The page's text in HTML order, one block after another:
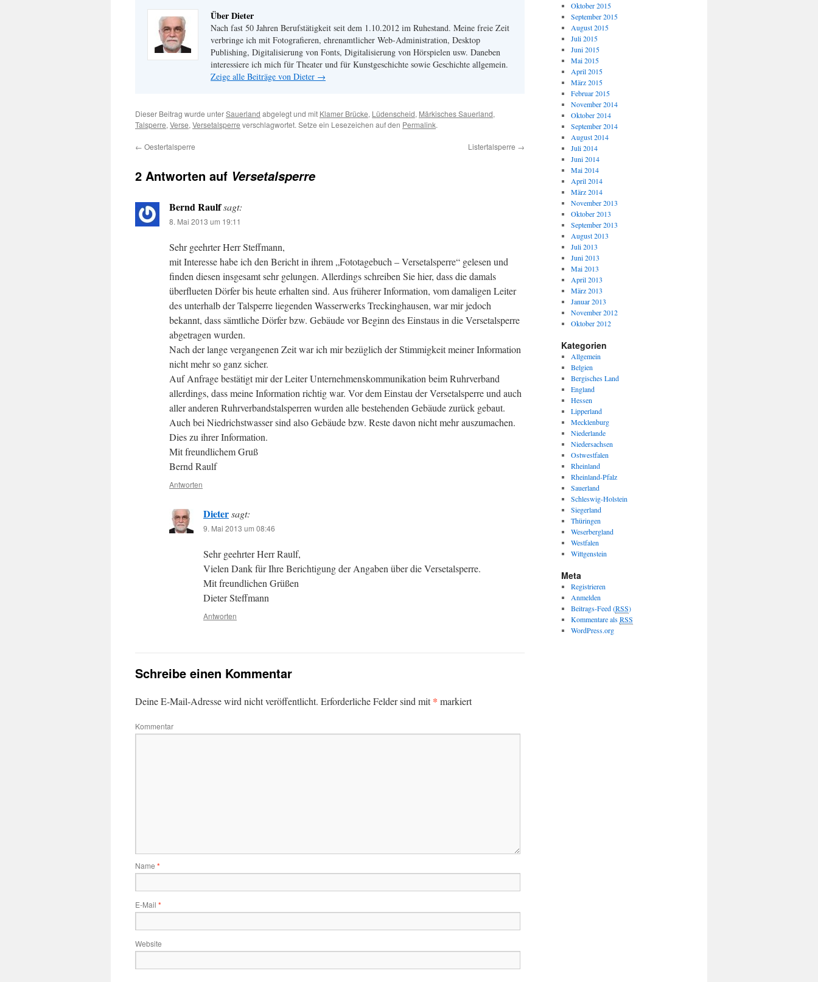
Über Dieter
Nach fast 50 Jahren Berufstätigkeit seit dem 1.10.2012 im Ruhestand. Meine freie Zeit
verbringe ich mit Fotografieren, ehrenamtlicher Web-Administration, Desktop
Publishing, Digitalisierung von Fonts, Digitalisierung von Hörspielen usw. Daneben
interessiere ich mich für Theater und für Kunstgeschichte sowie Geschichte allgemein.
Zeige alle Beiträge von Dieter →
Dieser Beitrag wurde unterSauerland abgelegt und mit Klamer Brücke, Lüdenscheid, Märkisches Sauerland,
Talsperre, Verse, Versetalsperre verschlagwortet. Setze ein Lesezeichen auf den Permalink.
← Oestertalsperre Listertalsperre →
2 Antworten auf Versetalsperre
Bernd Raulfsagt:
8. Mai 2013 um 19:11
Sehr geehrter Herr Steffmann,
mit Interesse habe ich den Bericht in ihrem „Fototagebuch – Versetalsperre“ gelesen und
finden diesen insgesamt sehr gelungen. Allerdings schreiben Sie hier, dass die damals
überflueten Dörfer bis heute erhalten sind. Aus früherer Information, vom damaligen Leiter
des unterhalb der Talsperre liegenden Wasserwerks Treckinghausen, war mir jedoch
bekannt, dass sämtliche Dörfer bzw. Gebäude vor Beginn des Einstaus in die Versetalsperre
abgetragen wurden.
Nach der lange vergangenen Zeit war ich mir bezüglich der Stimmigkeit meiner Information
nicht mehr so ganz sicher.
Auf Anfrage bestätigt mir der Leiter Unternehmenskommunikation beim Ruhrverband
allerdings, dass meine Information richtig war. Vor dem Einstau der Versetalsperre und auch
aller anderen Ruhrverbandstalsperren wurden alle bestehenden Gebäude zurück gebaut.
Auch bei Niedrichstwasser sind also Gebäude bzw. Reste davon nicht mehr auszumachen.
Dies zu ihrer Information.
Mit freundlichem Gruß
Bernd Raulf
Antworten
Dietersagt:
9. Mai 2013 um 08:46
Sehr geehrter Herr Raulf,
Vielen Dank für Ihre Berichtigung der Angaben über die Versetalsperre.
Mit freundlichen Grüßen
Dieter Steffmann
Antworten
Schreibe einen Kommentar
Deine E-Mail-Adresse wird nicht veröffentlicht. Erforderliche Felder sind mit* markiert
Kommentar
Name *
E-Mail *
Website
Oktober 2015
September 2015
August 2015
Juli 2015
Juni 2015
Mai 2015
April 2015
März 2015
Februar 2015
November 2014
Oktober 2014
September 2014
August 2014
Juli 2014
Juni 2014
Mai 2014
April 2014
März 2014
November 2013
Oktober 2013
September 2013
August 2013
Juli 2013
Juni 2013
Mai 2013
April 2013
März 2013
Januar 2013
November 2012
Oktober 2012
Kategorien
Allgemein
Belgien
Bergisches Land
England
Hessen
Lipperland
Mecklenburg
Niederlande
Niedersachsen
Ostwestfalen
Rheinland
Rheinland-Pfalz
Sauerland
Schleswig-Holstein
Siegerland
Thüringen
Weserbergland
Westfalen
Wittgenstein
Meta
Registrieren
Anmelden
Beitrags-Feed (RSS)
Kommentare alsRSS
WordPress.org